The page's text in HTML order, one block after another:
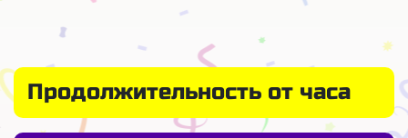
Продолжительность от часа